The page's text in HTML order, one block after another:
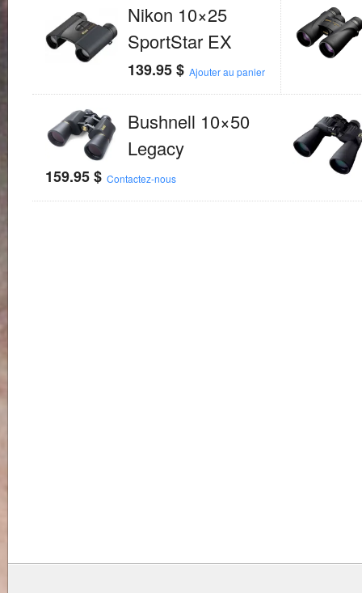
Nikon 10×25
SportStar EX
139.95$ Ajouter au panier
Bushnell 10×50
Legacy
159.95$ Contactez-nous